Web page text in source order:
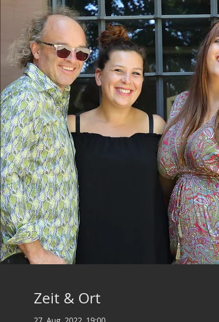
Zeit & Ort